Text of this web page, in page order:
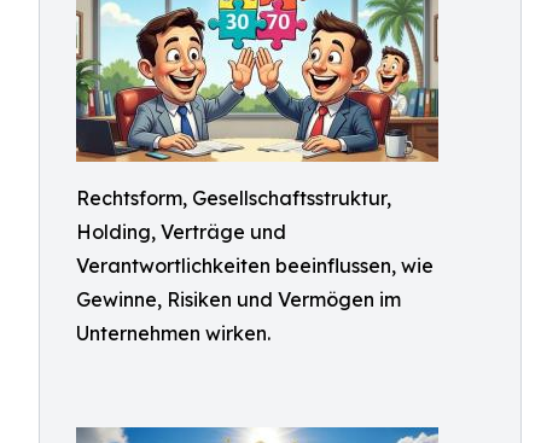
Rechtsform, Gesellschaftsstruktur,
Holding, Verträge und
Verantwortlichkeiten beeinflussen, wie
Gewinne, Risiken und Vermögen im
Unternehmen wirken.